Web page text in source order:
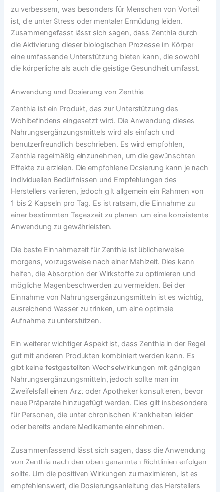
zu verbessern, was besonders für Menschen von Vorteil
ist, die unter Stress oder mentaler Ermüdung leiden.
Zusammengefasst lässt sich sagen, dass Zenthia durch
die Aktivierung dieser biologischen Prozesse im Körper
eine umfassende Unterstützung bieten kann, die sowohl
die körperliche als auch die geistige Gesundheit umfasst.
Anwendung und Dosierung von Zenthia
Zenthia ist ein Produkt, das zur Unterstützung des
Wohlbefindens eingesetzt wird. Die Anwendung dieses
Nahrungsergänzungsmittels wird als einfach und
benutzerfreundlich beschrieben. Es wird empfohlen,
Zenthia regelmäßig einzunehmen, um die gewünschten
Effekte zu erzielen. Die empfohlene Dosierung kann je nach
individuellen Bedürfnissen und Empfehlungen des
Herstellers variieren, jedoch gilt allgemein ein Rahmen von
1 bis 2 Kapseln pro Tag. Es ist ratsam, die Einnahme zu
einer bestimmten Tageszeit zu planen, um eine konsistente
Anwendung zu gewährleisten.
Die beste Einnahmezeit für Zenthia ist üblicherweise
morgens, vorzugsweise nach einer Mahlzeit. Dies kann
helfen, die Absorption der Wirkstoffe zu optimieren und
mögliche Magenbeschwerden zu vermeiden. Bei der
Einnahme von Nahrungsergänzungsmitteln ist es wichtig,
ausreichend Wasser zu trinken, um eine optimale
Aufnahme zu unterstützen.
Ein weiterer wichtiger Aspekt ist, dass Zenthia in der Regel
gut mit anderen Produkten kombiniert werden kann. Es
gibt keine festgestellten Wechselwirkungen mit gängigen
Nahrungsergänzungsmitteln, jedoch sollte man im
Zweifelsfall einen Arzt oder Apotheker konsultieren, bevor
neue Präparate hinzugefügt werden. Dies gilt insbesondere
für Personen, die unter chronischen Krankheiten leiden
oder bereits andere Medikamente einnehmen.
Zusammenfassend lässt sich sagen, dass die Anwendung
von Zenthia nach den oben genannten Richtlinien erfolgen
sollte. Um die positiven Wirkungen zu maximieren, ist es
empfehlenswert, die Dosierungsanleitung des Herstellers